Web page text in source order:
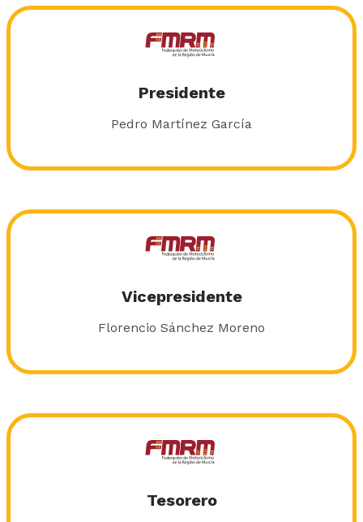
Presidente
Pedro Martínez García
Vicepresidente
Florencio Sánchez Moreno
Tesorero